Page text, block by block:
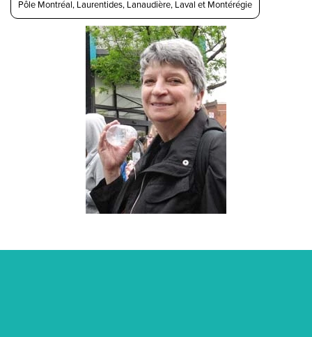
Pôle Montréal, Laurentides, Lanaudière, Laval et Montérégie